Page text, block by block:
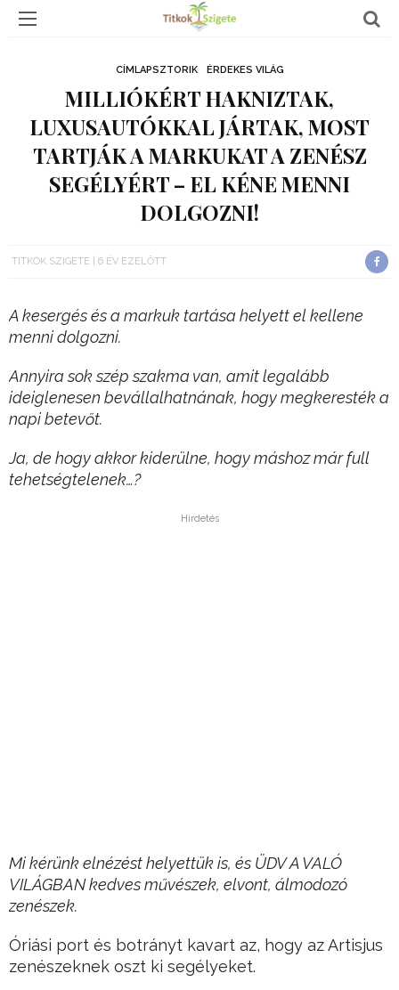
CÍMLAPSZTORIK ÉRDEKES VILÁG
MILLIÓKÉRT HAKNIZTAK,
LUXUSAUTÓKKAL JÁRTAK, MOST
TARTJÁK A MARKUKAT A ZENÉSZ
SEGÉLYÉRT – EL KÉNE MENNI
DOLGOZNI!
TITKOK SZIGETE 6 ÉV EZELŐTT
A kesergés és a markuk tartása helyett el kellene
menni dolgozni.
Annyira sok szép szakma van, amit legalább
ideiglenesen bevállalhatnának, hogy megkeresték a
napi betevőt.
Ja, de hogy akkor kiderülne, hogy máshoz már full
tehetségtelenek…?
Hirdetés
Mi kérünk elnézést helyettük is, és ÜDV A VALÓ
VILÁGBAN kedves művészek, elvont, álmodozó
zenészek.
Óriási port és botrányt kavart az, hogy az Artisjus
zenészeknek oszt ki segélyeket.